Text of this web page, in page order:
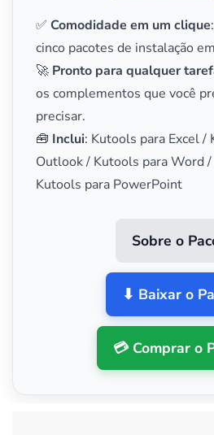
✅ Comodidade em um clique
cinco pacotes de instalação
🚀 Pronto para qualquer
os complementos que você
precisar.
🧰 Inclui: Kutools para Excel /
Outlook / Kutools para Word /
Kutools para PowerPoint
Sobre o
⬇ Baixar o
💳 Comprar o